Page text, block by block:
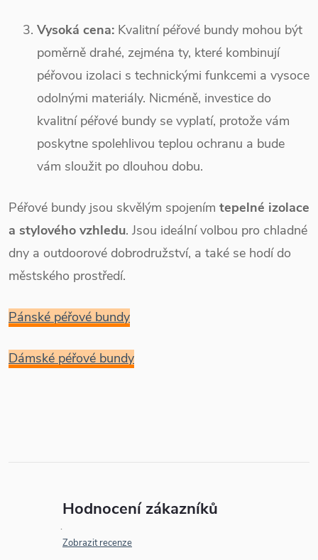
Vysoká cena: Kvalitní péřové bundy mohou být
poměrně drahé, zejména ty, které kombinují
péřovou izolaci s technickými funkcemi a vysoce
odolnými materiály. Nicméně, investice do
kvalitní péřové bundy se vyplatí, protože vám
poskytne spolehlivou teplou ochranu a bude
vám sloužit po dlouhou dobu.
Péřové bundy jsou skvělým spojením tepelné izolace
a stylového vzhledu. Jsou ideální volbou pro chladné
dny a outdoorové dobrodružství, a také se hodí do
městského prostředí.
Pánské péřové bundy
Dámské péřové bundy
Hodnocení zákazníků
Zobrazit recenze